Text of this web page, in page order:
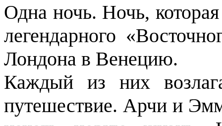
Одна ночь. Ночь,
легендарного
Лондона в Венецию.
Каждый из них
путешествие. Арчи и